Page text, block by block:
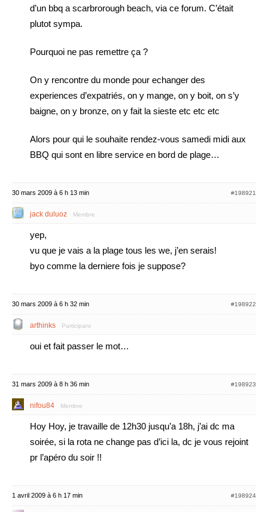
d’un bbq a scarbrorough beach, via ce forum. C’était
plutot sympa.
Pourquoi ne pas remettre ça ?
On y rencontre du monde pour echanger des
experiences d’expatriés, on y mange, on y boit, on s’y
baigne, on y bronze, on y fait la sieste etc etc etc
Alors pour qui le souhaite rendez-vous samedi midi aux
BBQ qui sont en libre service en bord de plage…
30 mars 2009 à 6 h 13 min #198921
jack duluoz Membre
yep,
vu que je vais a la plage tous les we, j’en serais!
byo comme la derniere fois je suppose?
30 mars 2009 à 6 h 32 min #198922
arthinks Participant
oui et fait passer le mot…
31 mars 2009 à 8 h 36 min #198923
nifou84 Membre
Hoy Hoy, je travaille de 12h30 jusqu’a 18h, j’ai dc ma
soirée, si la rota ne change pas d’ici la, dc je vous rejoint
pr l’apéro du soir !!
1 avril 2009 à 6 h 17 min #198924